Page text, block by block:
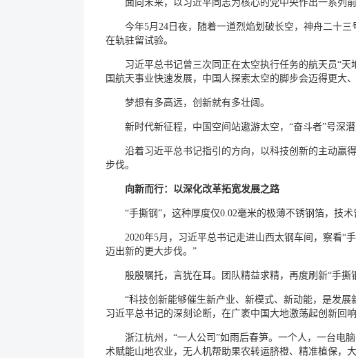
面向未来，以习近平同志为核心的党中央作出一系列
今年5月24日夜，随着一道烈焰划破长空，神舟二十
在轨驻留试验。
习近平总书记曾三次同正在太空执行任务的航天员“
国航天事业快速发展，中国人探索太空的脚步会迈得更大
梦想有多高远，创新就有多壮阔。
新时代新征程，中国空间站遨游太空，“奋斗者”号
沿着习近平总书记指引的方向，以科技创新的主动赢
步伐。
向新而行：以深化改革拓宽发展之路
“手撕钢”，这种厚度仅0.02毫米的极薄不锈钢箔，技术
2020年5月，习近平总书记走进山西太钢车间，察看“
迈出新的更大步伐。”
殷殷嘱托，言犹在耳。团队精益求精，再度刷新“手撕
“科技创新能够催生新产业、新模式、新动能，是发
习近平总书记的深刻论断，在广袤中国大地激荡起创新回响
浙江杭州，“一人公司”如雨后春笋。一个人，一台电
术赋能山地农业，无人机帮助果农转运脐橙、精准植保，